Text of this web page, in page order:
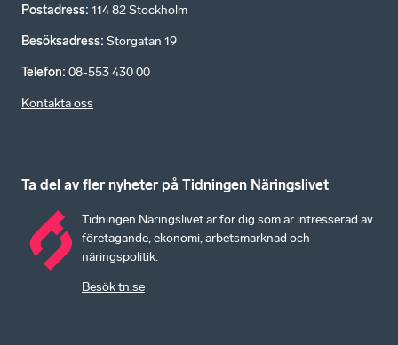
Postadress: 114 82 Stockholm
Besöksadress: Storgatan 19
Telefon: 08-553 430 00
Kontakta oss
Ta del av fler nyheter på Tidningen Näringslivet
Tidningen Näringslivet är för dig som är intresserad av
företagande, ekonomi, arbetsmarknad och
näringspolitik.
Besök tn.se